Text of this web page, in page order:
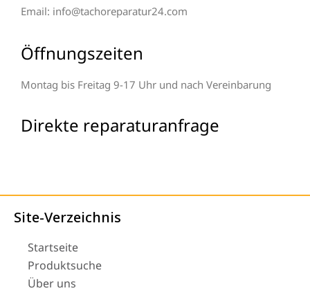
Email: info@tachoreparatur24.com
Öffnungszeiten
Montag bis Freitag 9-17 Uhr und nach Vereinbarung
Direkte reparaturanfrage
Site-Verzeichnis
Startseite
Produktsuche
Über uns